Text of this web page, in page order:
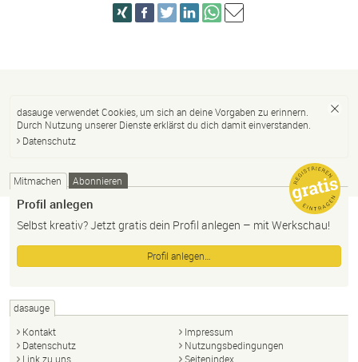
dasauge verwendet Cookies, um sich an deine Vorgaben zu erinnern.
Durch Nutzung unserer Dienste erklärst du dich damit einverstanden.
Datenschutz
Mitmachen Abonnieren
Profil anlegen
Selbst kreativ? Jetzt gratis dein Profil anlegen – mit Werkschau!
Profil anlegen…
dasauge
Kontakt
Impressum
Datenschutz
Nutzungsbedingungen
Link zu uns
Seitenindex